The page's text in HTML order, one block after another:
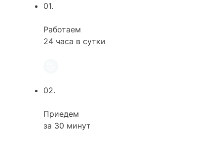
01.
Работаем
24 часа в сутки
02.
Приедем
за 30 минут